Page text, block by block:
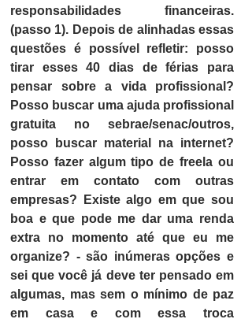
responsabilidades financeiras.
(passo 1). Depois de alinhadas essas
questões é possível refletir: posso
tirar esses 40 dias de férias para
pensar sobre a vida profissional?
Posso buscar uma ajuda profissional
gratuita no sebrae/senac/outros,
posso buscar material na internet?
Posso fazer algum tipo de freela ou
entrar em contato com outras
empresas? Existe algo em que sou
boa e que pode me dar uma renda
extra no momento até que eu me
organize? - são inúmeras opções e
sei que você já deve ter pensado em
algumas, mas sem o mínimo de paz
em casa e com essa troca